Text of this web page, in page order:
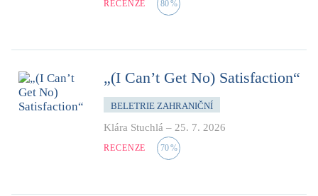
RECENZE 80%
„(I Can’t Get No) Satisfaction“
BELETRIE ZAHRANIČNÍ
Klára Stuchlá – 25. 7. 2026
RECENZE 70%